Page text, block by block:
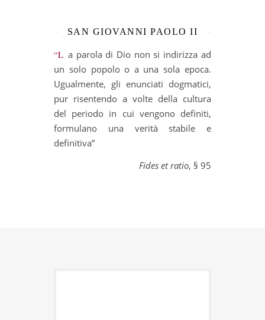
SAN GIOVANNI PAOLO II
“La parola di Dio non si indirizza ad
un solo popolo o a una sola epoca.
Ugualmente, gli enunciati dogmatici,
pur risentendo a volte della cultura
del periodo in cui vengono definiti,
formulano una verità stabile e
definitiva”
Fides et ratio, § 95